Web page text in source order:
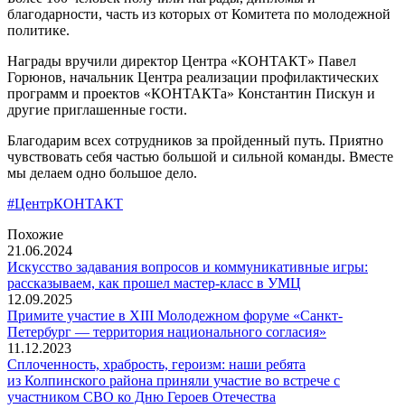
благодарности, часть из которых от Комитета по молодежной
политике.
Награды вручили директор Центра «КОНТАКТ» Павел
Горюнов, начальник Центра реализации профилактических
программ и проектов «КОНТАКТа» Константин Пискун и
другие приглашенные гости.
Благодарим всех сотрудников за пройденный путь. Приятно
чувствовать себя частью большой и сильной команды. Вместе
мы делаем одно большое дело.
#ЦентрКОНТАКТ
Похожие
21.06.2024
Искусство задавания вопросов и коммуникативные игры:
рассказываем, как прошел мастер-класс в УМЦ
12.09.2025
Примите участие в XIII Молодежном форуме «Санкт-
Петербург — территория национального согласия»
11.12.2023
Сплоченность, храбрость, героизм: наши ребята
из Колпинского района приняли участие во встрече с
участником СВО ко Дню Героев Отечества